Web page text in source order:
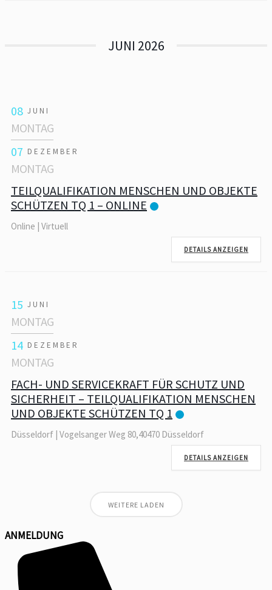
JUNI 2026
08 JUNI
MONTAG
07 DEZEMBER
MONTAG
TEILQUALIFIKATION MENSCHEN UND OBJEKTE
SCHÜTZEN TQ 1 – ONLINE
Online | Virtuell
DETAILS ANZEIGEN
15 JUNI
MONTAG
14 DEZEMBER
MONTAG
FACH- UND SERVICEKRAFT FÜR SCHUTZ UND
SICHERHEIT – TEILQUALIFIKATION MENSCHEN
UND OBJEKTE SCHÜTZEN TQ 1
Düsseldorf | Vogelsanger Weg 80,40470 Düsseldorf
DETAILS ANZEIGEN
WEITERE LADEN
ANMELDUNG